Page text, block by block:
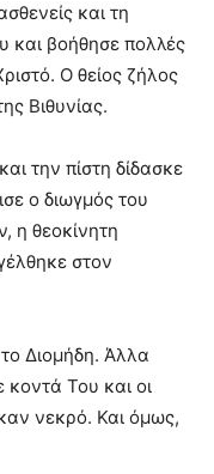
και τη
και βοήθησε πολλές
Ο θείος ζήλος
Βιθυνίας.
την πίστη δίδασκε
ο διωγμός του
η θεοκίνητη
στον
Διομήδη. Άλλα
κοντά Του και οι
νεκρό. Και όμως,